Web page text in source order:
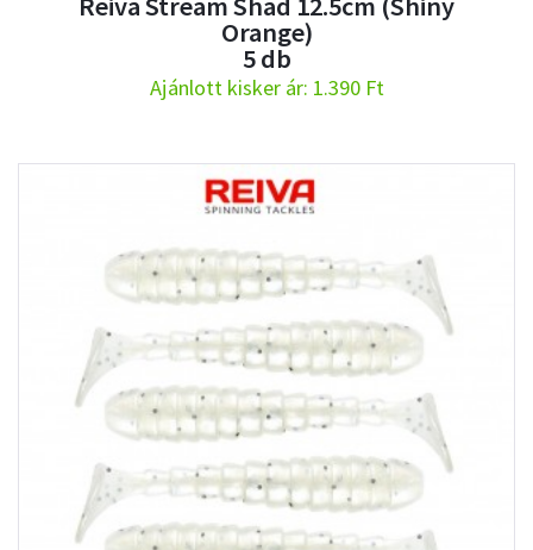
Orange)
5 db
Ajánlott kisker ár: 1.390 Ft